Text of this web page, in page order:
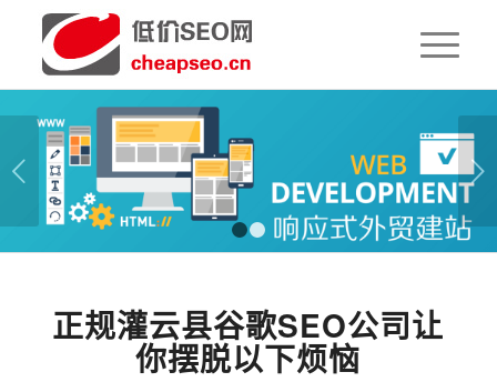
下一页
1 2
正规灌云县谷歌SEO公司让
你摆脱以下烦恼